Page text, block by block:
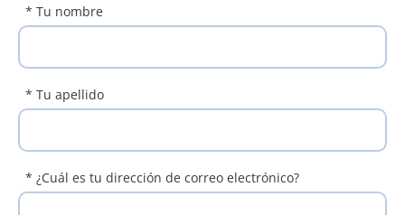
* Tu nombre
* Tu apellido
* ¿Cuál es tu dirección de correo electrónico?